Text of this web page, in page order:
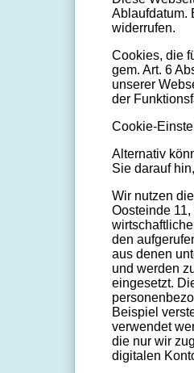
Ablaufdatum.
widerrufen.
Cookies, die
gem. Art. 6
unserer
der
Cookie-
Alternativ
Sie darauf
Wir nutzen
Oosteinde
den
aus denen
und werden
eingesetzt.
Beispiel
verwendet
die nur wir
digitalen